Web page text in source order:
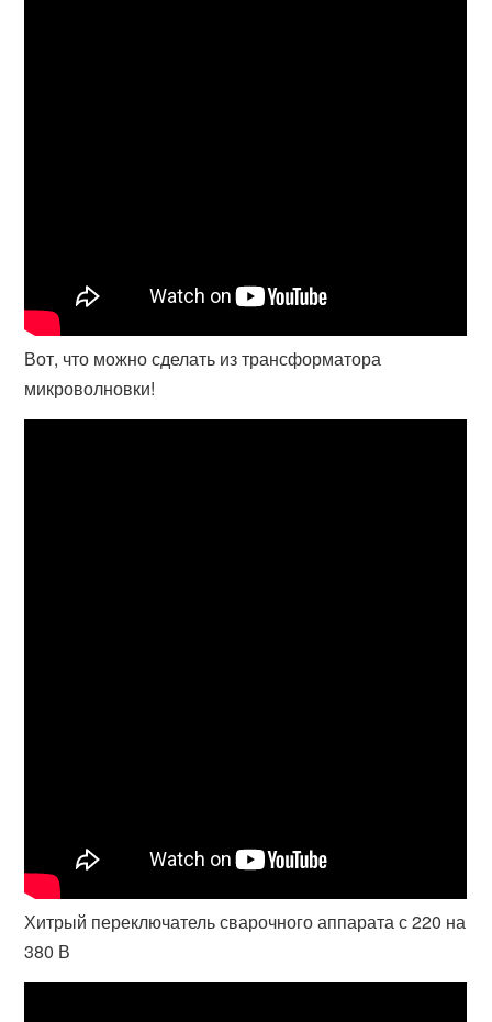
Вот, что можно сделать из трансформатора
микроволновки!
Хитрый переключатель сварочного аппарата с 220 на
380 В